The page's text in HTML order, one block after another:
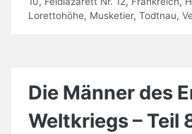
Lorettohöhe, Musketier, Todtnau,
Die Männer des
Weltkriegs – Teil